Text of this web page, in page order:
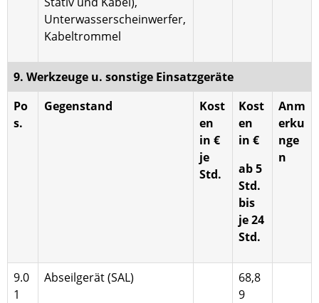
Unterwasserscheinwerfer,
Kabeltrom­mel
9. Werkzeuge u. sonstige Einsatzgeräte
Po
s.
Gegenstand
Kost
en
in €
je
Std.
Kost
en
in €
ab 5
Std.
bis
je 24
Std.
Anm
erku
nge
n
9.0
1
Abseilgerät (SAL)
68,8
9